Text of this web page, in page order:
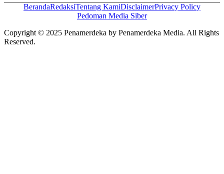
BerandaRedaksiTentang KamiDisclaimerPrivacy Policy
Pedoman Media Siber
Copyright © 2025 Penamerdeka by Penamerdeka Media. All Rights
Reserved.